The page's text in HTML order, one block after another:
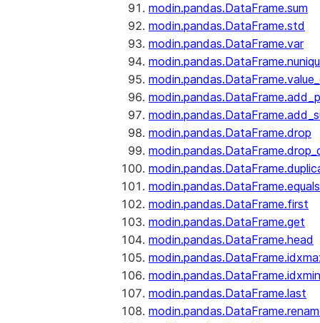
modin.pandas.DataFrame.sum
modin.pandas.DataFrame.std
modin.pandas.DataFrame.var
modin.pandas.DataFrame.drop
modin.pandas.DataFrame.equals
modin.pandas.DataFrame.first
modin.pandas.DataFrame.get
modin.pandas.DataFrame.head
modin.pandas.DataFrame.idxmin
modin.pandas.DataFrame.last